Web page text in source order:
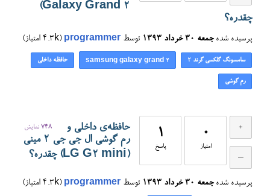
Galaxy Grand 2)
چقدره؟
پرسیده شده جمعه ۳۰ خرداد ۱۳۹۳ توسط programmer
(
4.3k امتیاز)
سامسونگ گلکسی گرند 2 samsung galaxy grand 2 حافظه داخلی
رم گوشی
0
امتیاز
1
پاسخ
748 نمایش
حافظه‌ی داخلی و
رم گوشی ال جی جی 2 مینی
(LG G2 mini) چقدره؟
پرسیده شده جمعه ۳۰ خرداد ۱۳۹۳ توسط programmer
(
4.3k امتیاز)